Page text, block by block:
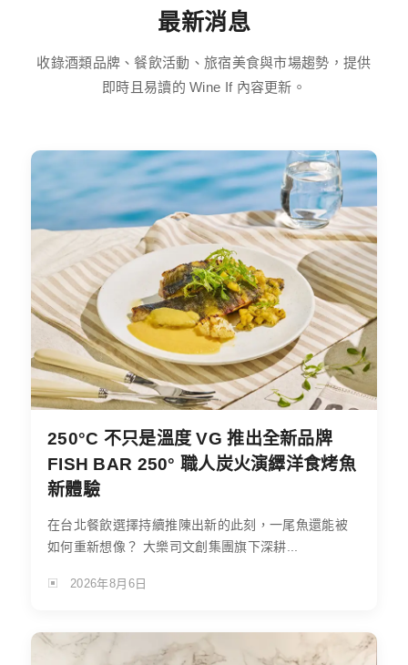
最新消息
收錄酒類品牌、餐飲活動、旅宿美食與市場趨勢，提供
即時且易讀的 Wine If 內容更新。
250°C 不只是溫度 VG 推出全新品牌
FISH BAR 250° 職人炭火演繹洋食烤魚
新體驗
在台北餐飲選擇持續推陳出新的此刻，一尾魚還能被
如何重新想像？ 大樂司文創集團旗下深耕...
2026年8月6日